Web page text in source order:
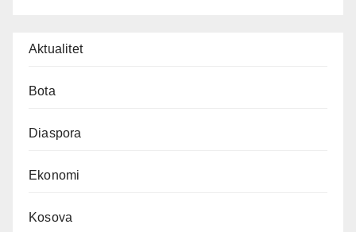
Aktualitet
Bota
Diaspora
Ekonomi
Kosova